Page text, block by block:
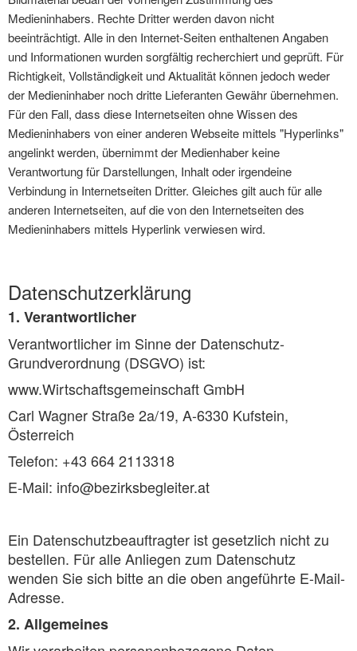
Medieninhabers. Rechte Dritter werden davon nicht
beeinträchtigt. Alle in den Internet-Seiten enthaltenen Angaben
und Informationen wurden sorgfältig recherchiert und geprüft. Für
Richtigkeit, Vollständigkeit und Aktualität können jedoch weder
der Medieninhaber noch dritte Lieferanten Gewähr übernehmen.
Für den Fall, dass diese Internetseiten ohne Wissen des
Medieninhabers von einer anderen Webseite mittels "Hyperlinks"
angelinkt werden, übernimmt der Medienhaber keine
Verantwortung für Darstellungen, Inhalt oder irgendeine
Verbindung in Internetseiten Dritter. Gleiches gilt auch für alle
anderen Internetseiten, auf die von den Internetseiten des
Medieninhabers mittels Hyperlink verwiesen wird.
Datenschutzerklärung
1. Verantwortlicher
Verantwortlicher im Sinne der Datenschutz-
Grundverordnung (DSGVO) ist:
www.Wirtschaftsgemeinschaft GmbH
Carl Wagner Straße 2a/19, A-6330 Kufstein,
Österreich
Telefon: +43 664 2113318
E-Mail: info@bezirksbegleiter.at
Ein Datenschutzbeauftragter ist gesetzlich nicht zu
bestellen. Für alle Anliegen zum Datenschutz
wenden Sie sich bitte an die oben angeführte E-Mail-
Adresse.
2. Allgemeines